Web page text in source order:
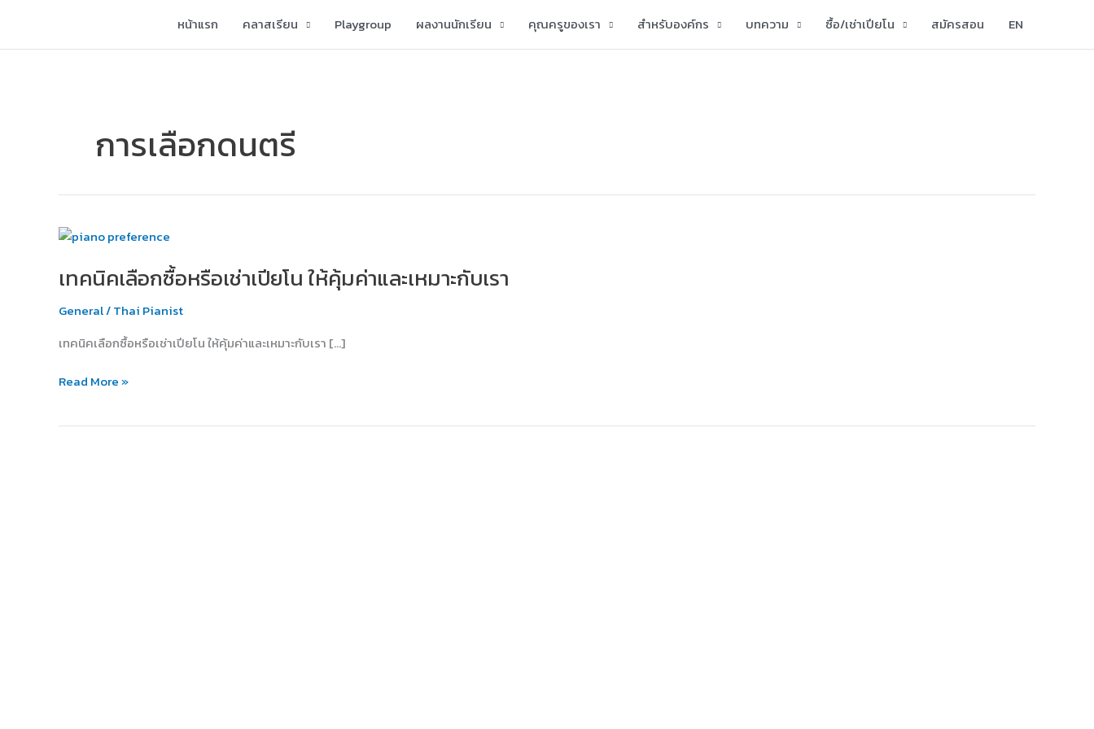
content
หน้าแรก คลาสเรียน Playgroup ผลงานนักเรียน คุณครูของเรา สำหรับองค์กร บทความ ซื้อ/เช่าเปียโน สมัครสอน EN
การเลือกดนตรี
เทคนิคเลือกซื้อหรือเช่าเปียโน ให้คุ้มค่าและเหมาะกับเรา
General/Thai Pianist
เทคนิคเลือกซื้อหรือเช่าเปียโน ให้คุ้มค่าและเหมาะกับเรา […]
เทคนิค
ซื้อ
เช่า
โน
คุ้ม
และ
Read More »